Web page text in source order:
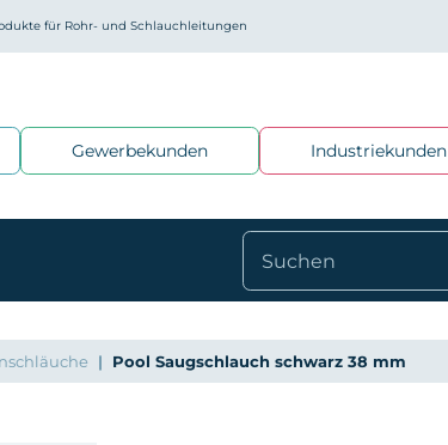
für Rohr- und Schlauchleitungen
Gewerbekunden Industriekunden
Pool Saugschlauch schwarz 38 mm